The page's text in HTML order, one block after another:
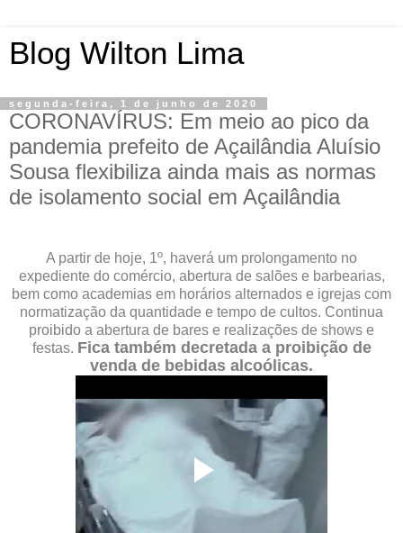
Blog Wilton Lima
segunda-feira, 1 de junho de 2020
CORONAVÍRUS: Em meio ao pico da
pandemia prefeito de Açailândia Aluísio
Sousa flexibiliza ainda mais as normas
de isolamento social em Açailândia
A partir de hoje, 1º, haverá um prolongamento no
expediente do comércio, abertura de salões e barbearias,
bem como academias em horários alternados e igrejas com
normatização da quantidade e tempo de cultos. Continua
proibido a abertura de bares e realizações de shows e
festas. Fica também decretada a proibição de
venda de bebidas alcoólicas.